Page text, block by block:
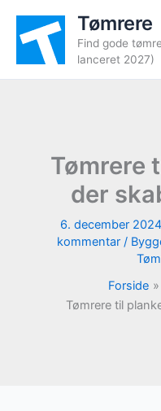
indholdet
Tømrere
Find gode
lanceret 2027)
Tømrere
der
6. december 2024
kommentar /
Forside
Tømrere til